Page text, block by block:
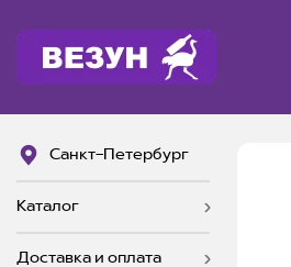
Санкт-Петербург
Каталог
Доставка и оплата